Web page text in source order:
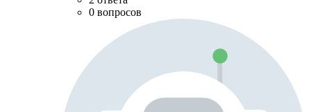
0 вопросов